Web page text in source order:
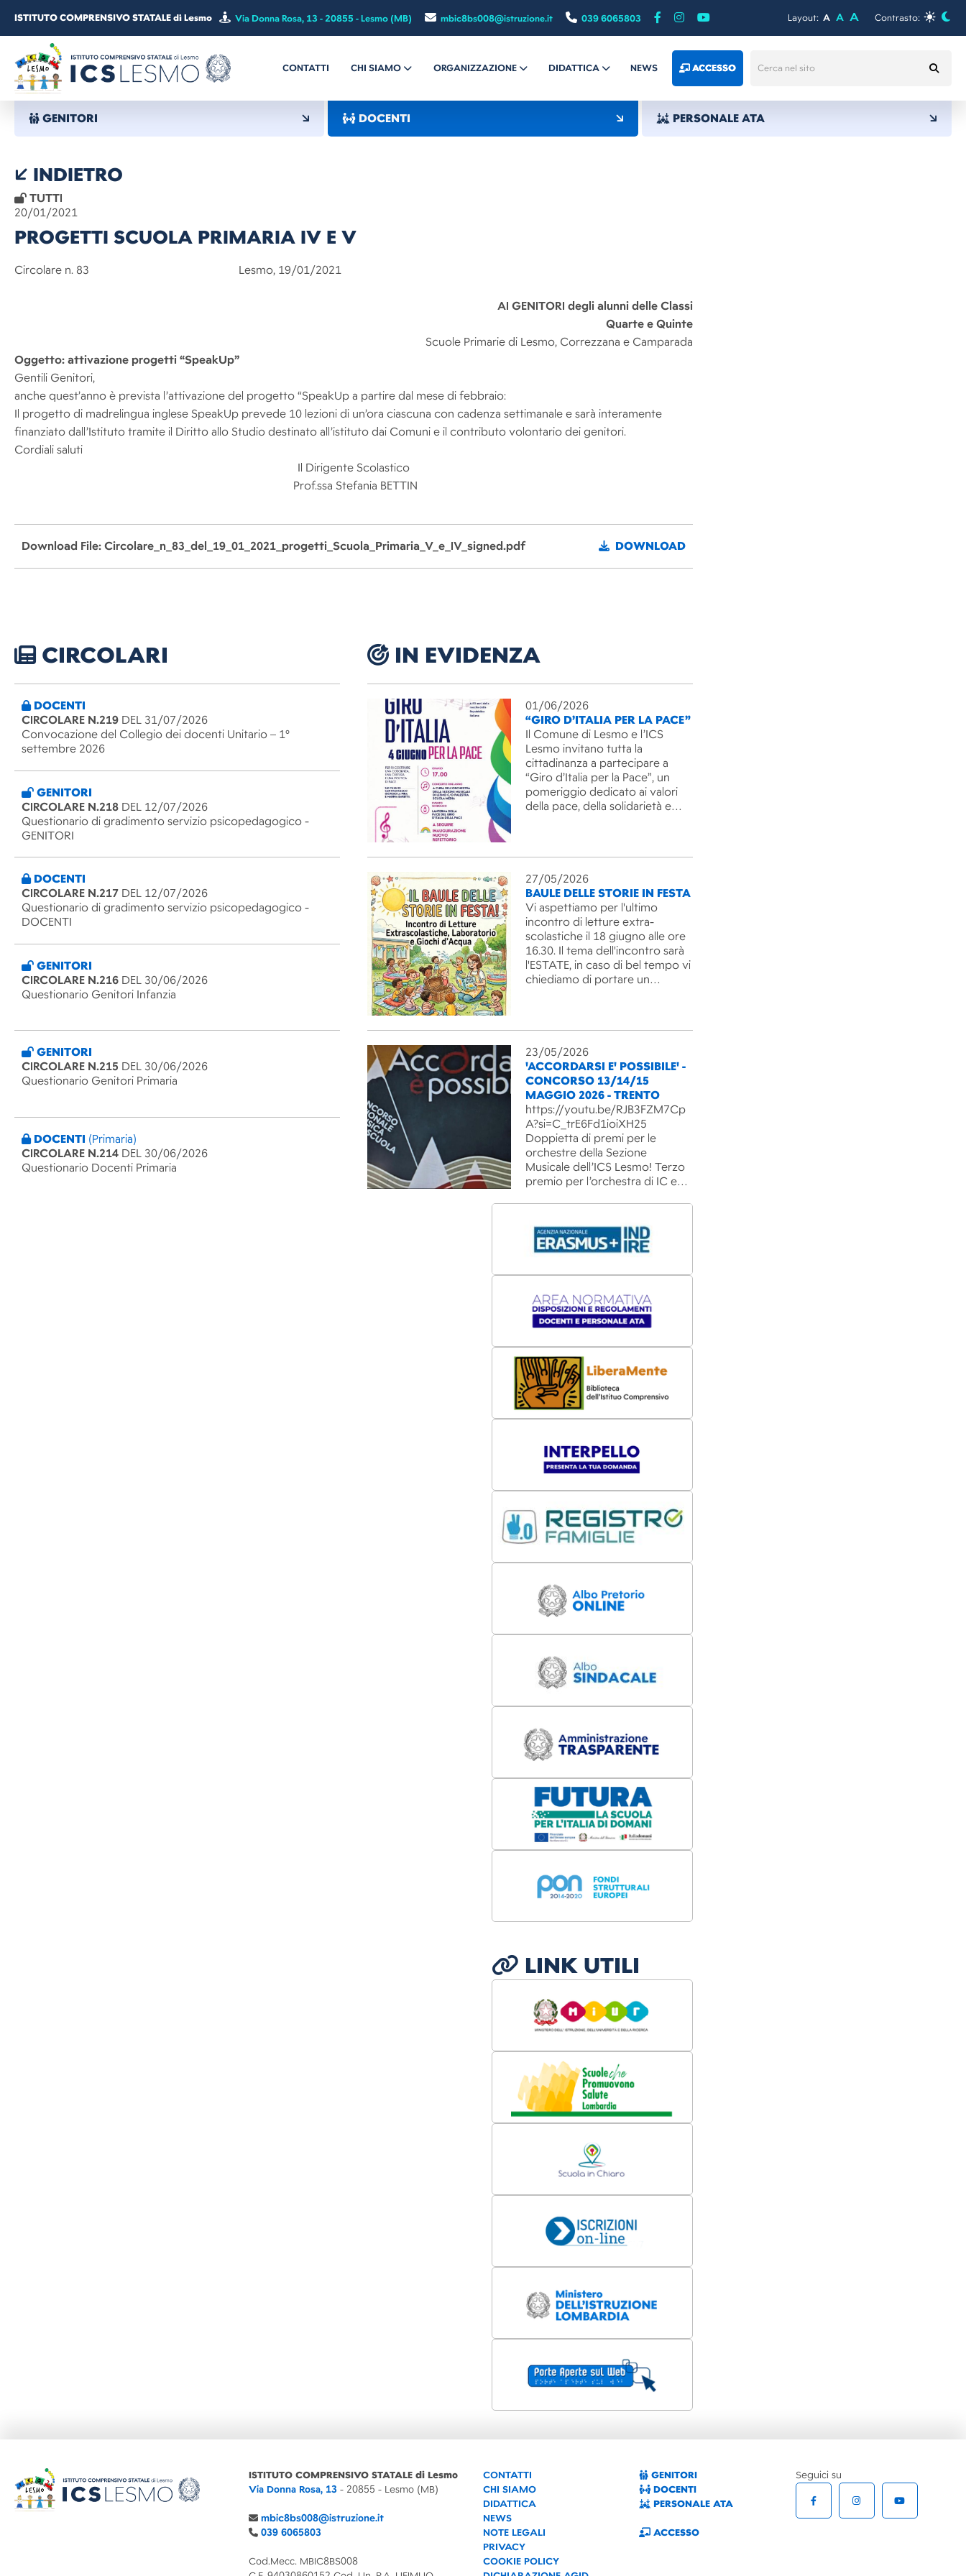
ISTITUTO COMPRENSIVO STATALE di Lesmo Via Donna Rosa, 13 - 20855 - Lesmo (MB) mbic8bs008@istruzione.it 039 6065803 Layout: A A A Contrasto:
CONTATTI CHI SIAMO ORGANIZZAZIONE DIDATTICA NEWS ACCESSO
GENITORI DOCENTI PERSONALE ATA
INDIETRO
TUTTI
20/01/2021
PROGETTI SCUOLA PRIMARIA IV E V
Circolare n. 83 Lesmo, 19/01/2021
AI GENITORI degli alunni delle Classi
Quarte e Quinte
Scuole Primarie di Lesmo, Correzzana e Camparada
Oggetto: attivazione progetti “SpeakUp”
Gentili Genitori,
anche quest’anno è prevista l’attivazione del progetto “SpeakUp a partire dal mese di febbraio:
Il progetto di madrelingua inglese SpeakUp prevede 10 lezioni di un’ora ciascuna con cadenza settimanale e sarà interamente
finanziato dall’Istituto tramite il Diritto allo Studio destinato all’istituto dai Comuni e il contributo volontario dei genitori.
Cordiali saluti
Il Dirigente Scolastico
Prof.ssa Stefania BETTIN
Download File: Circolare_n_83_del_19_01_2021_progetti_Scuola_Primaria_V_e_IV_signed.pdf DOWNLOAD
CIRCOLARI
DOCENTI
CIRCOLARE N.219 DEL 31/07/2026
Convocazione del Collegio dei docenti Unitario – 1°
settembre 2026
GENITORI
CIRCOLARE N.218 DEL 12/07/2026
Questionario di gradimento servizio psicopedagogico -
GENITORI
DOCENTI
CIRCOLARE N.217 DEL 12/07/2026
Questionario di gradimento servizio psicopedagogico -
DOCENTI
GENITORI
CIRCOLARE N.216 DEL 30/06/2026
Questionario Genitori Infanzia
GENITORI
CIRCOLARE N.215 DEL 30/06/2026
Questionario Genitori Primaria
DOCENTI (Primaria)
CIRCOLARE N.214 DEL 30/06/2026
Questionario Docenti Primaria
IN EVIDENZA
01/06/2026
“GIRO D’ITALIA PER LA PACE”
Il Comune di Lesmo e l’ICS
Lesmo invitano tutta la
cittadinanza a partecipare a
“Giro d’Italia per la Pace”, un
pomeriggio dedicato ai valori
della pace, della solidarietà e…
27/05/2026
BAULE DELLE STORIE IN FESTA
Vi aspettiamo per l'ultimo
incontro di letture extra-
scolastiche il 18 giugno alle ore
16.30. Il tema dell'incontro sarà
l'ESTATE, in caso di bel tempo vi
chiediamo di portare un…
23/05/2026
'ACCORDARSI E' POSSIBILE' -
CONCORSO 13/14/15
MAGGIO 2026 - TRENTO
https://youtu.be/RJB3FZM7Cp
A?si=C_trE6Fd1ioiXH25
Doppietta di premi per le
orchestre della Sezione
Musicale dell’ICS Lesmo! Terzo
premio per l’orchestra di IC e…
LINK UTILI
ISTITUTO COMPRENSIVO STATALE di Lesmo
Via Donna Rosa, 13 - 20855 - Lesmo (MB)
mbic8bs008@istruzione.it
039 6065803
Cod.Mecc. MBIC8BS008
CONTATTI
CHI SIAMO
DIDATTICA
NEWS
NOTE LEGALI
PRIVACY
COOKIE POLICY
GENITORI
DOCENTI
PERSONALE ATA
ACCESSO
Seguici su